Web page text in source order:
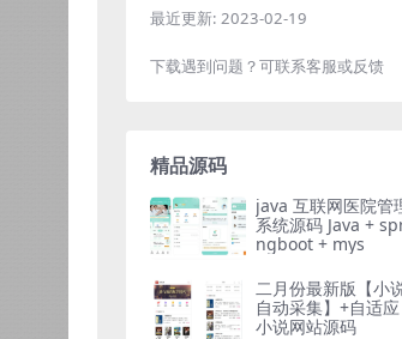
最近更新: 2023-02-19
下载遇到问题？可联系客服或反馈
精品源码
java 互联网医院管
系统源码 Java +
ngboot + mys
二月份最新版【小
自动采集】+自适应
小说网站源码